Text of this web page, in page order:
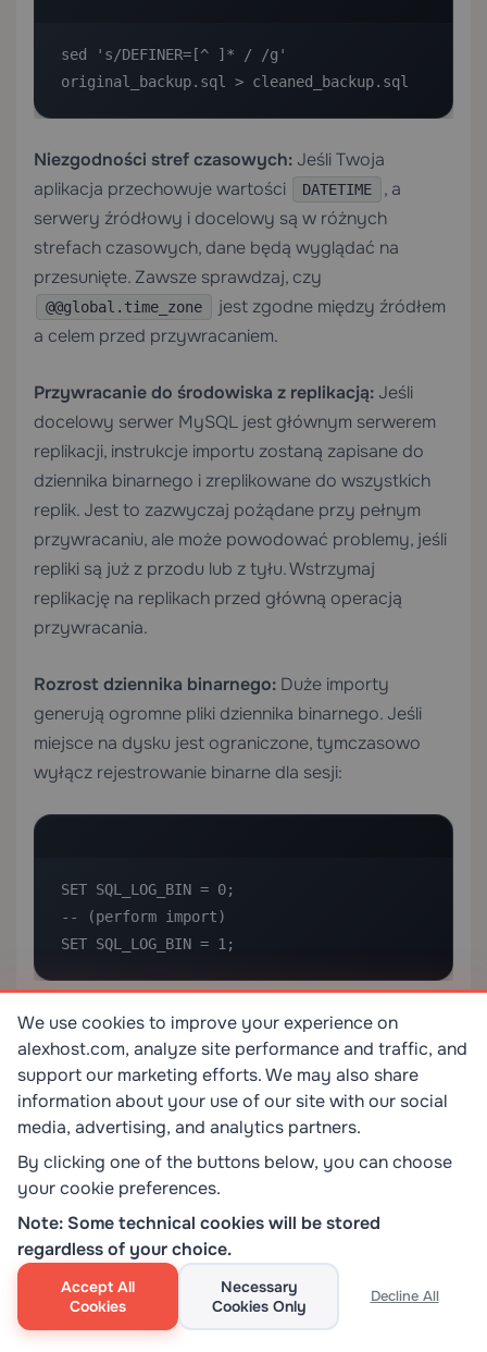
sed 's/DEFINER=[^ ]* / /g'
original_backup.sql > cleaned_backup.sql
Niezgodności stref czasowych: Jeśli Twoja
aplikacja przechowuje wartości
DATETIME
, a
serwery źródłowy i docelowy są w różnych
strefach czasowych, dane będą wyglądać na
przesunięte. Zawsze sprawdzaj, czy
@@global.time_zone
jest zgodne między źródłem
a celem przed przywracaniem.
Przywracanie do środowiska z replikacją: Jeśli
docelowy serwer MySQL jest głównym serwerem
replikacji, instrukcje importu zostaną zapisane do
dziennika binarnego i zreplikowane do wszystkich
replik. Jest to zazwyczaj pożądane przy pełnym
przywracaniu, ale może powodować problemy, jeśli
repliki są już z przodu lub z tyłu. Wstrzymaj
replikację na replikach przed główną operacją
przywracania.
Rozrost dziennika binarnego: Duże importy
generują ogromne pliki dziennika binarnego. Jeśli
miejsce na dysku jest ograniczone, tymczasowo
wyłącz rejestrowanie binarne dla sesji:
SET SQL_LOG_BIN = 0;
-- (perform import)
SET SQL_LOG_BIN = 1;
Uwaga: wymaga to uprawnienia SUPER lub
BINLOG ADMIN
i powinno być wykonywane tylko
na serwerach autonomicznych, nigdy na głównych
serwerach replikacji, od których repliki zależą w
zakresie dziennika binarnego.
Konfigurowanie automatycznych kopii
zapasowych w celu zapobiegania
przyszłej utracie danych
Procedura przywracania jest tak dobra, jak kopia
zapasowa, która ją zasila. Jeśli zarządzasz własnym
We use cookies to improve your experience on
alexhost.com, analyze site performance and traffic, and
support our marketing efforts. We may also share
information about your use of our site with our social
media, advertising, and analytics partners.
By clicking one of the buttons below, you can choose
your cookie preferences.
Note: Some technical cookies will be stored
regardless of your choice.
Accept All
Cookies
Necessary
Cookies Only
Decline All